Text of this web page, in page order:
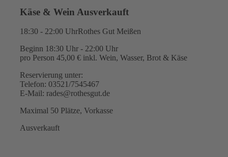
Käse & Wein Ausverkauft
18:30 - 22:00 UhrRothes Gut Meißen
Beginn 18:30 Uhr - 22:00 Uhr
pro Person 45,00 € inkl. Wein, Wasser, Brot & Käse
Reservierung unter:
Telefon: 03521/7545467
E-Mail: rades@rothesgut.de
Maximal 50 Plätze, Vorkasse
Ausverkauft